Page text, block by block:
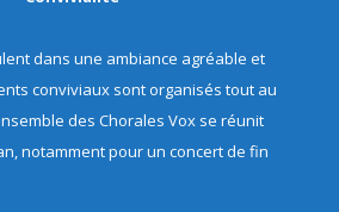
dans une ambiance agréable et
conviviaux sont organisés tout au
des Chorales Vox se réunit
notamment pour un concert de fin